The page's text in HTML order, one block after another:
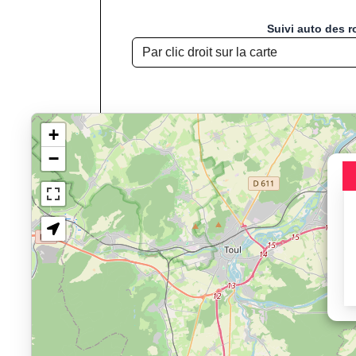
Suivi auto des
Chargement de la carte
Jogging, Course
Affichage du
+
−